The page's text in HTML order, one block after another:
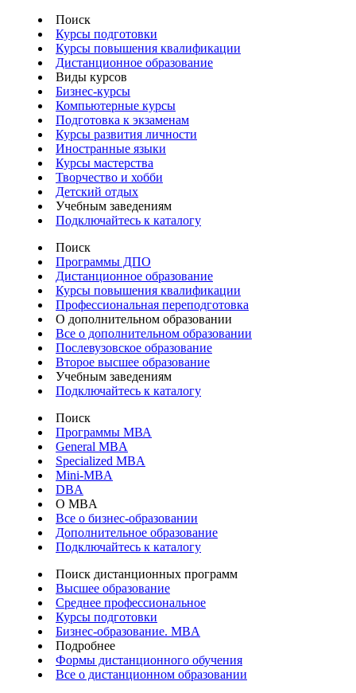
Поиск
Курсы подготовки
Курсы повышения квалификации
Дистанционное образование
Виды курсов
Бизнес-курсы
Компьютерные курсы
Подготовка к экзаменам
Курсы развития личности
Иностранные языки
Курсы мастерства
Творчество и хобби
Детский отдых
Учебным заведениям
Подключайтесь к каталогу
Поиск
Программы ДПО
Дистанционное образование
Курсы повышения квалификации
Профессиональная переподготовка
О дополнительном образовании
Все о дополнительном образовании
Послевузовское образование
Второе высшее образование
Учебным заведениям
Подключайтесь к каталогу
Поиск
Программы МВА
General MBA
Specialized MBA
Mini-MBA
DBA
О MBA
Все о бизнес-образовании
Дополнительное образование
Подключайтесь к каталогу
Поиск дистанционных программ
Высшее образование
Среднее профессиональное
Курсы подготовки
Бизнес-образование. MBA
Подробнее
Формы дистанционного обучения
Все о дистанционном образовании